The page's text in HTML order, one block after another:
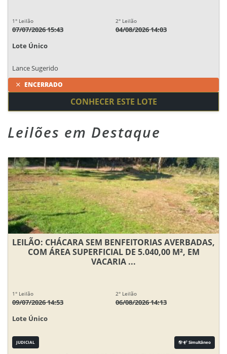
1° Leilão
07/07/2026 15:43
2° Leilão
04/08/2026 14:03
Lote Único
Lance Sugerido
ENCERRADO
CONHECER ESTE LOTE
Leilões em Destaque
LEILÃO: CHÁCARA SEM BENFEITORIAS AVERBADAS,
COM ÁREA SUPERFICIAL DE 5.040,00 M², EM
VACARIA ...
1° Leilão
09/07/2026 14:53
2° Leilão
06/08/2026 14:13
Lote Único
JUDICIAL Simultâneo